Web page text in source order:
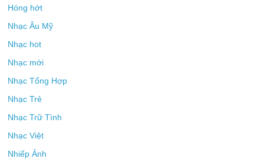
Hóng hớt
Nhạc Âu Mỹ
Nhạc hot
Nhạc mới
Nhạc Tổng Hợp
Nhạc Trẻ
Nhạc Trữ Tình
Nhạc Việt
Nhiếp Ảnh